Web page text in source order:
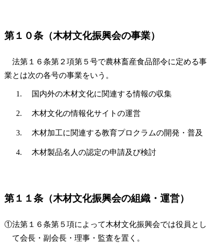
第１０条（木材文化振興会の事業）
法第１６条第２項第５号で農林畜産食品部令に定める事
業とは次の各号の事業をいう。
国内外の木材文化に関連する情報の収集
木材文化の情報化サイトの運営
木材加工に関連する教育プロクラムの開発・普及
木材製品名人の認定の申請及び検討
第１１条（木材文化振興会の組織・運営）
①法第１６条第５項によって木材文化振興会では役員とし
て会長・副会長・理事・監査を置く。